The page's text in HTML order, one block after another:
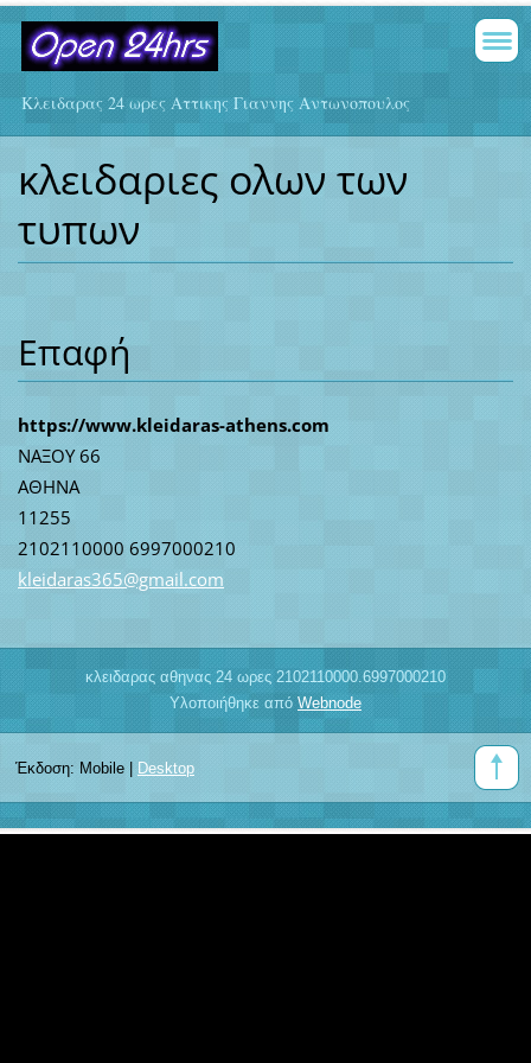
Κλειδαρας 24 ωρες Αττικης Γιαννης Αντωνοπουλος
κλειδαριες ολων των
τυπων
Επαφή
https://www.kleidaras-athens.com
ΝΑΞΟΥ 66
ΑΘΗΝΑ
11255
2102110000 6997000210
kleidaras365@gmail.com
κλειδαρας αθηνας 24 ωρες 2102110000.6997000210
Υλοποιήθηκε από Webnode
Έκδοση: Mobile| Desktop